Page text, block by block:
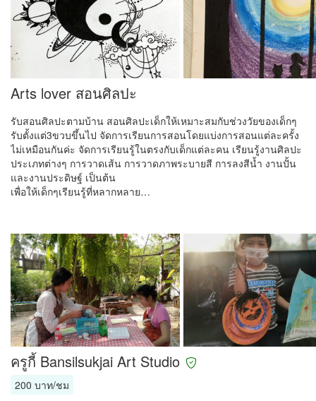
Arts lover สอนศิลปะ
รับสอนศิลปะตามบ้าน สอนศิลปะเด็กให้เหมาะสมกับช่วงวัยของเด็กๆ
รับตั้งแต่3ขวบขึ้นไป จัดการเรียนการสอนโดยแบ่งการสอนแต่ละครั้ง
ไม่เหมือนกันค่ะ จัดการเรียนรู้ในตรงกับเด็กแต่ละคน เรียนรู้งานศิลปะ
ประเภทต่างๆ การวาดเส้น การวาดภาพระบายสี การลงสีน้ำ งานปั้น
และงานประดิษฐ์ เป็นต้น
เพื่อให้เด็กๆเรียนรู้ที่หลากหลาย…
ครูกี้ Bansilsukjai Art Studio
200 บาท/ชม